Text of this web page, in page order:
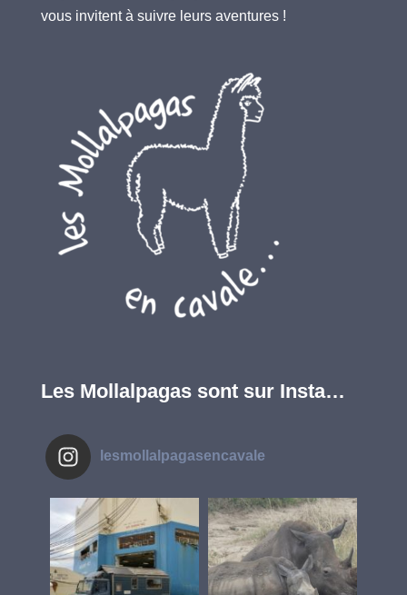
vous invitent à suivre leurs aventures !
Les Mollalpagas sont sur Insta…
lesmollalpagasencavale